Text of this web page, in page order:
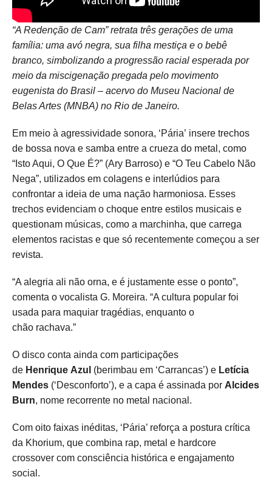
“A Redenção de Cam” retrata três gerações de uma
família: uma avó negra, sua filha mestiça e o bebê
branco, simbolizando a progressão racial esperada por
meio da miscigenação pregada pelo movimento
eugenista do Brasil – acervo do Museu Nacional de
Belas Artes (MNBA) no Rio de Janeiro.
Em meio à agressividade sonora, ‘Pária’ insere trechos
de bossa nova e samba entre a crueza do metal, como
“Isto Aqui, O Que É?” (Ary Barroso) e “O Teu Cabelo Não
Nega”, utilizados em colagens e interlúdios para
confrontar a ideia de uma nação harmoniosa. Esses
trechos evidenciam o choque entre estilos musicais e
questionam músicas, como a marchinha, que carrega
elementos racistas e que só recentemente começou a ser
revista.
“A alegria ali não orna, e é justamente esse o ponto”,
comenta o vocalista G. Moreira. “A cultura popular foi
usada para maquiar tragédias, enquanto o
chão rachava.”
O disco conta ainda com participações
de Henrique Azul (berimbau em ‘Carrancas’) e Letícia
Mendes (‘Desconforto’), e a capa é assinada por Alcides
Burn, nome recorrente no metal nacional.
Com oito faixas inéditas, ‘Pária’ reforça a postura crítica
da Khorium, que combina rap, metal e hardcore
crossover com consciência histórica e engajamento
social.